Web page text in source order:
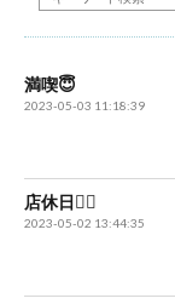
満喫😇
2023-05-03 11:18:39
店休日🧚‍♂️
2023-05-02 13:44:35